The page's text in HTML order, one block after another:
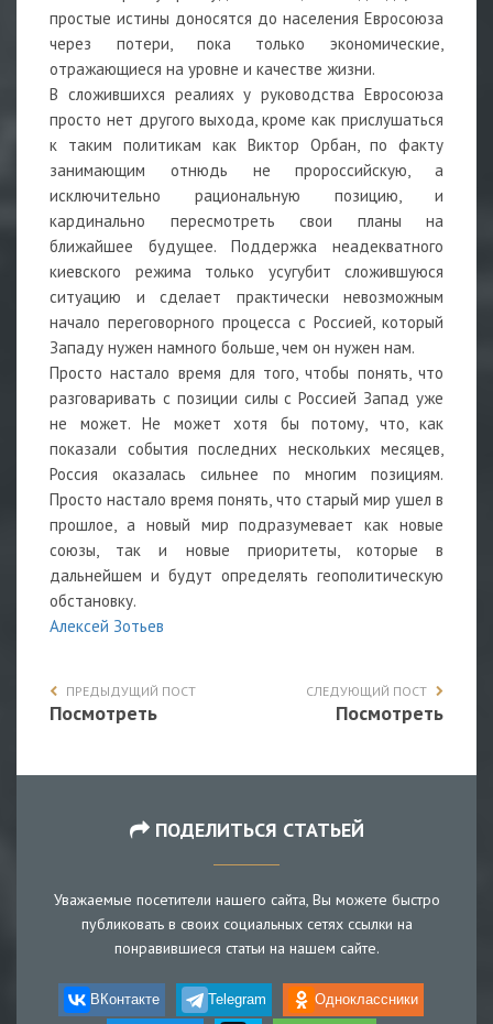
простые истины доносятся до населения Евросоюза
через потери, пока только экономические,
отражающиеся на уровне и качестве жизни.
В сложившихся реалиях у руководства Евросоюза
просто нет другого выхода, кроме как прислушаться
к таким политикам как Виктор Орбан, по факту
занимающим отнюдь не пророссийскую, а
исключительно рациональную позицию, и
кардинально пересмотреть свои планы на
ближайшее будущее. Поддержка неадекватного
киевского режима только усугубит сложившуюся
ситуацию и сделает практически невозможным
начало переговорного процесса с Россией, который
Западу нужен намного больше, чем он нужен нам.
Просто настало время для того, чтобы понять, что
разговаривать с позиции силы с Россией Запад уже
не может. Не может хотя бы потому, что, как
показали события последних нескольких месяцев,
Россия оказалась сильнее по многим позициям.
Просто настало время понять, что старый мир ушел в
прошлое, а новый мир подразумевает как новые
союзы, так и новые приоритеты, которые в
дальнейшем и будут определять геополитическую
обстановку.
Алексей Зотьев
ПРЕДЫДУЩИЙ ПОСТ
Посмотреть
СЛЕДУЮЩИЙ ПОСТ
Посмотреть
ПОДЕЛИТЬСЯ СТАТЬЕЙ
Уважаемые посетители нашего сайта, Вы можете быстро
публиковать в своих социальных сетях ссылки на
понравившиеся статьи на нашем сайте.
ВКонтакте Telegram Одноклассники